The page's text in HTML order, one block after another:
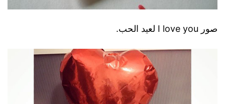
صور I love you لعيد الحب.